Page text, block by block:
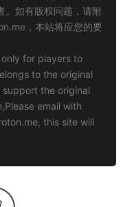
。如有版权问题，请附
，本站将应您的要
for players to
to the original
the original
email with
, this site will